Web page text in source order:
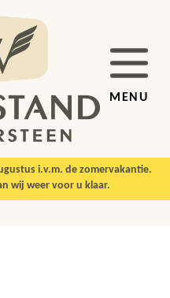
MENU
i.v.m. de zomervakantie.
wij weer voor u klaar.